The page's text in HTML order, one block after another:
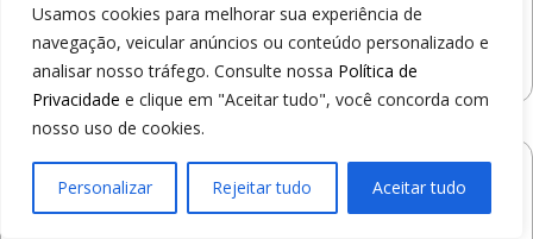
Usamos cookies para melhorar sua experiência de
navegação, veicular anúncios ou conteúdo personalizado e
analisar nosso tráfego. Consulte nossa Política de
Privacidade e clique em "Aceitar tudo", você concorda com
nosso uso de cookies.
Personalizar Rejeitar tudo Aceitar tudo
COMO CHEGAR
Loja 1A99 – Shopping Praça Nova
Av. Carlos Pereira da Silva, 6000 - Jardim Guanabara